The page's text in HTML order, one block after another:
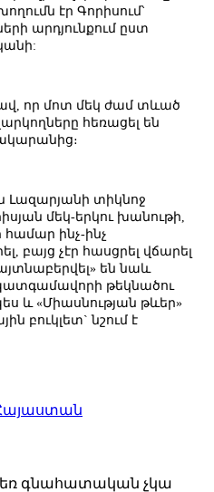
էր Գորիսում՝
արդյունքում ըստ
որ մոտ մեկ ժամ տևած
հեռացել են
Լազարյանի տիկնոջ
մեկ-երկու խանութի,
ինչ-ինչ
բայց չէր հասցրել վճարել
են նաև
թեկնածու
և «Միասնության թևեր»
բուկլետ` նշում է
գնահատական չկա